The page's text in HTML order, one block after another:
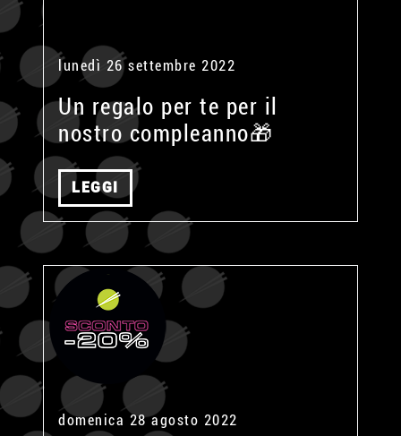
lunedì 26 settembre 2022
Un regalo per te per il
nostro compleanno🎁
LEGGI
domenica 28 agosto 2022